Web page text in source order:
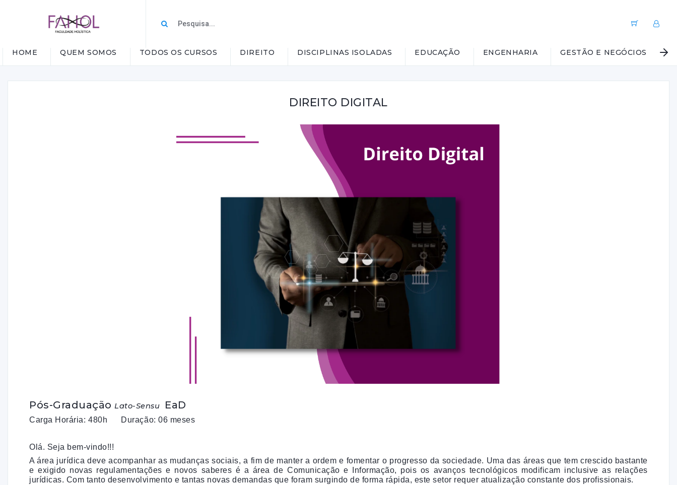
HOME QUEM SOMOS TODOS OS CURSOS DIREITO DISCIPLINAS ISOLADAS EDUCAÇÃO ENGENHARIA GESTÃO E NEGÓCIOS
DIREITO DIGITAL
Pós-Graduação Lato-Sensu EaD
Carga Horária: 480h Duração: 06 meses
Olá. Seja bem-vindo!!!
A área jurídica deve acompanhar as mudanças sociais, a fim de manter a ordem e fomentar o progresso da sociedade. Uma das áreas que tem crescido bastante
e exigido novas regulamentações e novos saberes é a área de Comunicação e Informação, pois os avanços tecnológicos modificam inclusive as relações
jurídicas. Com tanto desenvolvimento e tantas novas demandas que foram surgindo de forma rápida, este setor requer atualização constante dos profissionais.